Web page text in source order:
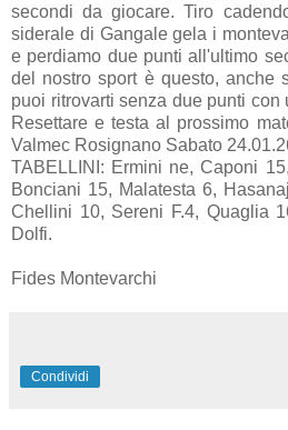
secondi da giocare. Tiro
siderale di Gangale gela i
e perdiamo due punti all'ultimo
del nostro sport è questo, anche
puoi ritrovarti senza due punti con
Resettare e testa al prossimo
Valmec Rosignano Sabato
TABELLINI: Ermini ne, Caponi
Bonciani 15, Malatesta 6,
Chellini 10, Sereni F.4, Quaglia
Dolfi.
Fides Montevarchi
Condividi